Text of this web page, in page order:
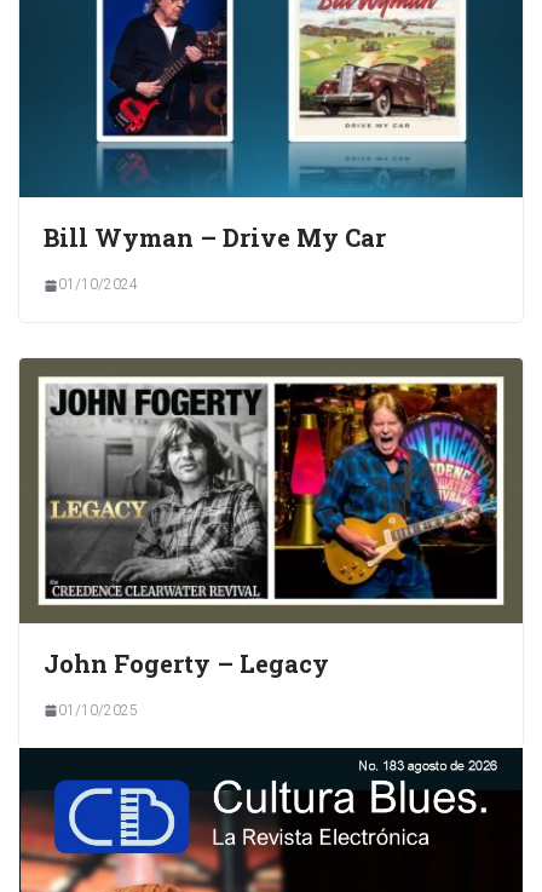
Bill Wyman – Drive My Car
01/10/2024
John Fogerty – Legacy
01/10/2025